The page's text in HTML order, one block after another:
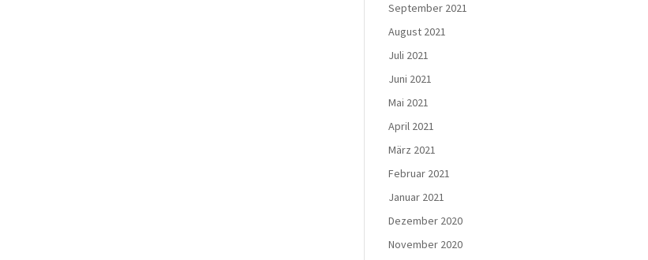
September 2021
August 2021
Juli 2021
Juni 2021
Mai 2021
April 2021
März 2021
Februar 2021
Januar 2021
Dezember 2020
November 2020